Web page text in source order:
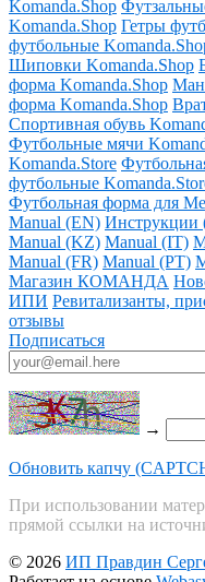
Komanda.Shop
Komanda.Shop Гетры
футбольные
Шиповки Komanda.Shop
форма Komanda.Shop
форма Komanda.Shop
Спортивная обувь
Футбольные мячи
Komanda.Store
футбольные
Футбольная форма для
Manual (EN) Инструкции
Manual (KZ) Manual (IT)
Manual (FR) Manual (PT)
Магазин КОМАНДА
ИПИ Ревитализанты,
отзывы
Подписаться
→
Обновить капчу
При использовании
прямой ссылки на
© 2026 ИП Правдин